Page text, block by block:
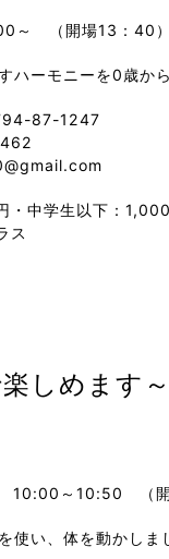
～ （開場13：40）
ハーモニーを0歳か
87-1247
中学生以下：
ス
しめます～
10:00～10:50 （開
使い、体を動かし